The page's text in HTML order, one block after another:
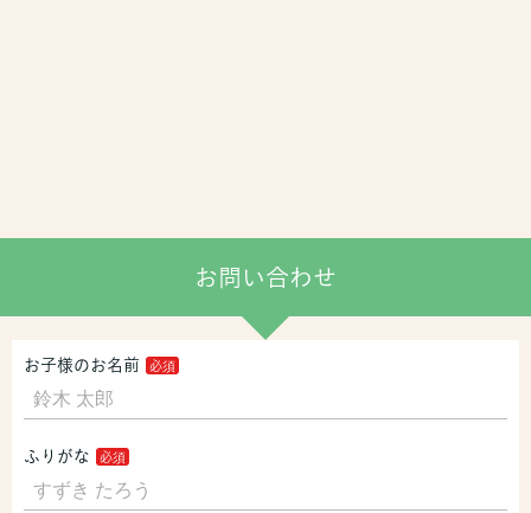
お問い合わせ
お子様のお名前
ふりがな